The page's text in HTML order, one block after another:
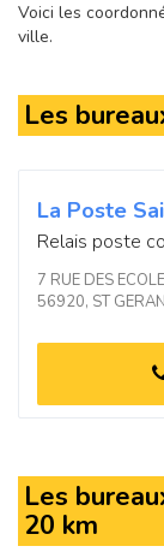
Voici les
ville.
Les
La Poste
Relais poste
7 RUE DES
56920, ST
Les
20 km